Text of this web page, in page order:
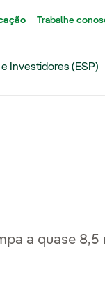
Trabalhe
Investidores (ESP)
a quase 8,5